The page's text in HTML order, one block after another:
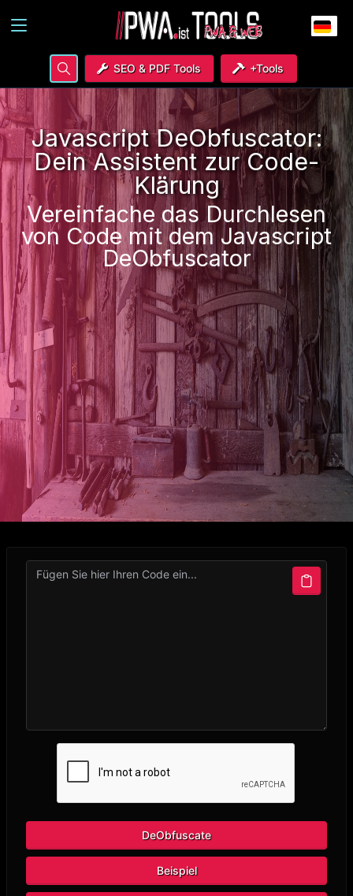
SEO & PDF Tools +Tools
Javascript DeObfuscator:
Dein Assistent zur Code-
Klärung
Vereinfache das Durchlesen
von Code mit dem Javascript
DeObfuscator
DeObfuscate
Beispiel